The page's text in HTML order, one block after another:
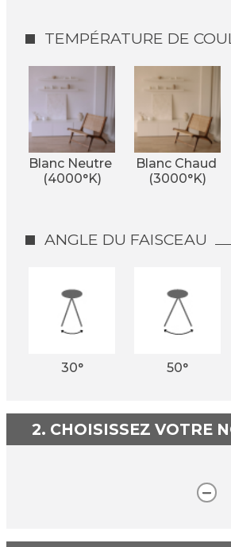
TEMPÉRATURE DE
Blanc Neutre
(4000°K)
Blanc Chaud
(3000°K)
ANGLE DU FAISCEAU
30° 50°
2. CHOISISSEZ VOTRE